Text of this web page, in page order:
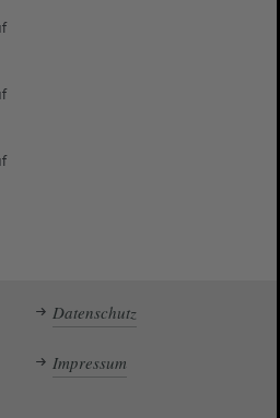
Datenschutz
Impressum